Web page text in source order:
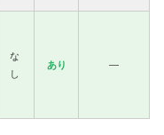
な
し
あり —